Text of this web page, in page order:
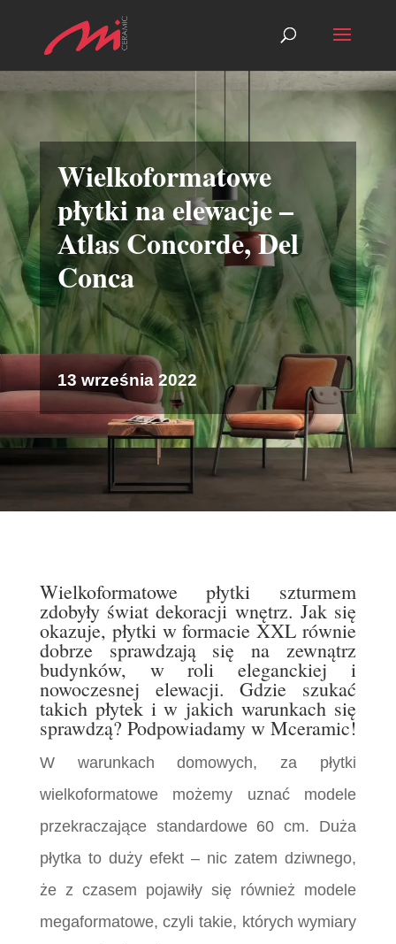
Wielkoformatowe
płytki na elewacje –
Atlas Concorde, Del
Conca
13 września 2022
Wielkoformatowe płytki szturmem
zdobyły świat dekoracji wnętrz. Jak się
okazuje, płytki w formacie XXL równie
dobrze sprawdzają się na zewnątrz
budynków, w roli eleganckiej i
nowoczesnej elewacji. Gdzie szukać
takich płytek i w jakich warunkach się
sprawdzą? Podpowiadamy w Mceramic!
W warunkach domowych, za płytki
wielkoformatowe możemy uznać modele
przekraczające standardowe 60 cm. Duża
płytka to duży efekt – nic zatem dziwnego,
że z czasem pojawiły się również modele
megaformatowe, czyli takie, których wymiary